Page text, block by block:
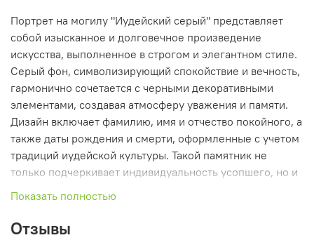
Портрет на могилу "Иудейский серый" представляет
собой изысканное и долговечное произведение
искусства, выполненное в строгом и элегантном стиле.
Серый фон, символизирующий спокойствие и вечность,
гармонично сочетается с черными декоративными
элементами, создавая атмосферу уважения и памяти.
Дизайн включает фамилию, имя и отчество покойного, а
также даты рождения и смерти, оформленные с учетом
традиций иудейской культуры. Такой памятник не
только подчеркивает индивидуальность усопшего, но и
служит символом вечной памяти, отражая глубокую
Показать полностью
Отзывы